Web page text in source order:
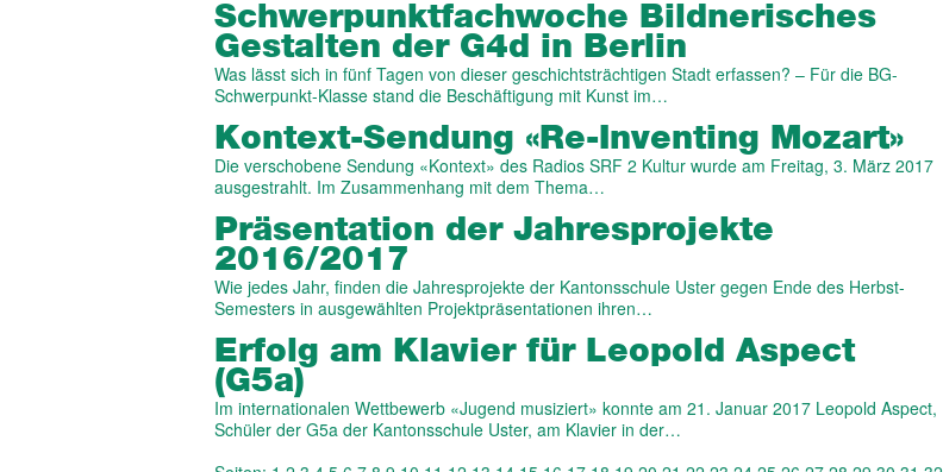
Schwerpunkt­­fachwoche Bildnerisches
Gestalten der G4d in Berlin
Was lässt sich in fünf Tagen von dieser geschichtsträchtigen Stadt erfassen? – Für die BG-
Schwerpunkt-Klasse stand die Beschäftigung mit Kunst im…
Kontext-Sendung «Re-Inventing Mozart»
Die verschobene Sendung «Kontext» des Radios SRF 2 Kultur wurde am Freitag, 3. März 2017
ausgestrahlt. Im Zusammenhang mit dem Thema…
Präsentation der Jahresprojekte
2016/2017
Wie jedes Jahr, finden die Jahresprojekte der Kantonsschule Uster gegen Ende des Herbst-
Semesters in ausgewählten Projektpräsentationen ihren…
Erfolg am Klavier für Leopold Aspect
(G5a)
Im internationalen Wettbewerb «Jugend musiziert» konnte am 21. Januar 2017 Leopold Aspect,
Schüler der G5a der Kantonsschule Uster, am Klavier in der…